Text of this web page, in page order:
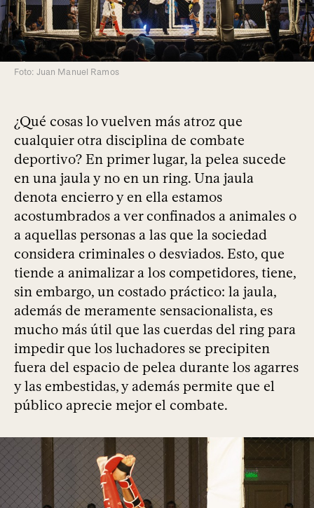
Foto: Juan Manuel Ramos
¿Qué cosas lo vuelven más atroz que
cualquier otra disciplina de combate
deportivo? En primer lugar, la pelea sucede
en una jaula y no en un ring. Una jaula
denota encierro y en ella estamos
acostumbrados a ver confinados a animales o
a aquellas personas a las que la sociedad
considera criminales o desviados. Esto, que
tiende a animalizar a los competidores, tiene,
sin embargo, un costado práctico: la jaula,
además de meramente sensacionalista, es
mucho más útil que las cuerdas del ring para
impedir que los luchadores se precipiten
fuera del espacio de pelea durante los agarres
y las embestidas, y además permite que el
público aprecie mejor el combate.